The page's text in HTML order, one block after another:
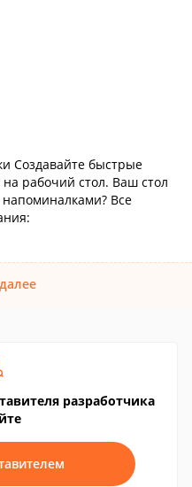
Создавайте быстрые
рабочий стол. Ваш стол
Все
разработчика